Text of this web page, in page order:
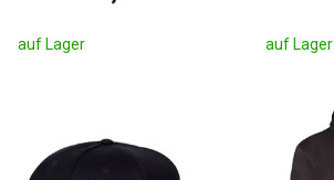
auf Lager auf Lager